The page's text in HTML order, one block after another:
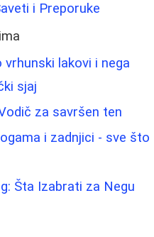
i Preporuke
vrhunski lakovi i nega
sjaj
za savršen ten
i zadnjici - sve što
Šta Izabrati za Negu